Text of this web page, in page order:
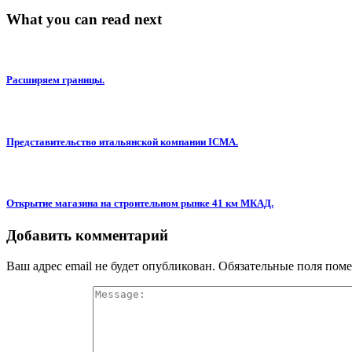
What you can read next
Расширяем границы.
Представительство итальянской компании ICMA.
Открытие магазина на строительном рынке 41 км МКАД.
Добавить комментарий
Ваш адрес email не будет опубликован. Обязательные поля